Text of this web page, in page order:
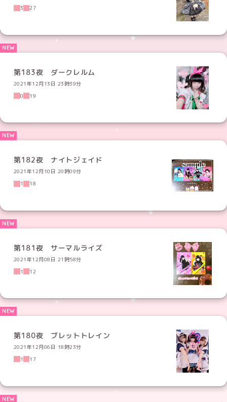
3
27
第183夜 ダークレルム
2021年12月13日 23時39分
0
19
第182夜 ナイトジェイド
2021年12月10日 20時09分
1
18
第181夜 サーマルライズ
2021年12月08日 21時58分
1
12
第180夜 ブレットトレイン
2021年12月06日 18時23分
1
17